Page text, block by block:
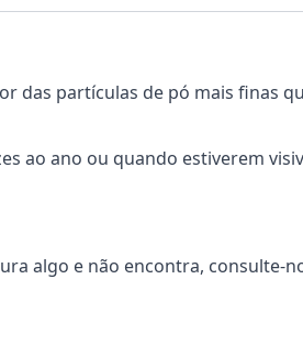
das partículas de pó mais finas
ao ano ou quando estiverem
algo e não encontra, consulte-